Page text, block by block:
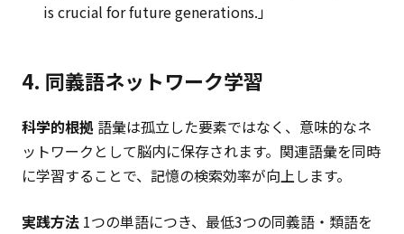
is crucial for future generations.」
4. 同義語ネットワーク学習
科学的根拠 語彙は孤立した要素ではなく、意味的なネ
ットワークとして脳内に保存されます。関連語彙を同時
に学習することで、記憶の検索効率が向上します。
実践方法 1つの単語につき、最低3つの同義語・類語を